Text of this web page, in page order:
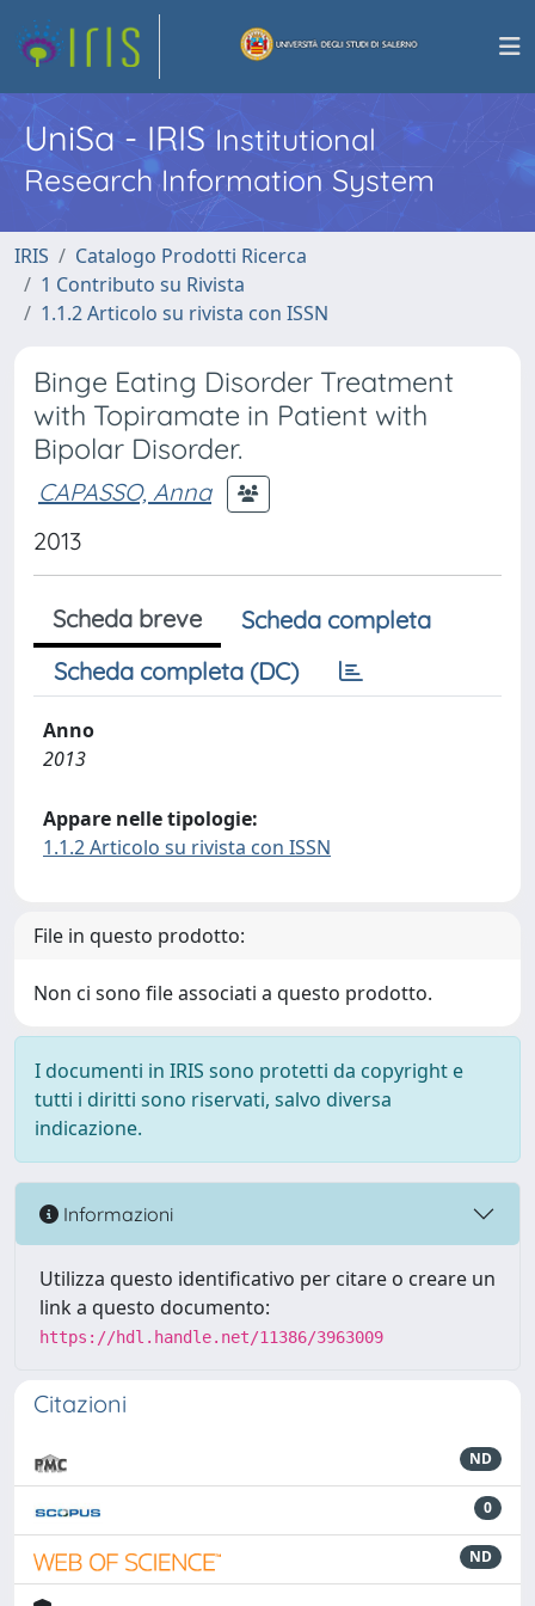
UniSa - IRISInstitutional
Research Information System
IRIS
Catalogo Prodotti Ricerca
1 Contributo su Rivista
1.1.2 Articolo su rivista con ISSN
Binge Eating Disorder Treatment
with Topiramate in Patient with
Bipolar Disorder.
CAPASSO, Anna
2013
Scheda breve
Scheda completa
Scheda completa (DC)
Anno
2013
Appare nelle tipologie:
1.1.2 Articolo su rivista con ISSN
File in questo prodotto:
Non ci sono file associati a questo prodotto.
I documenti in IRIS sono protetti da copyright e
tutti i diritti sono riservati, salvo diversa
indicazione.
Informazioni
Utilizza questo identificativo per citare o creare un
link a questo documento:
https://hdl.handle.net/11386/3963009
Citazioni
ND
0
ND